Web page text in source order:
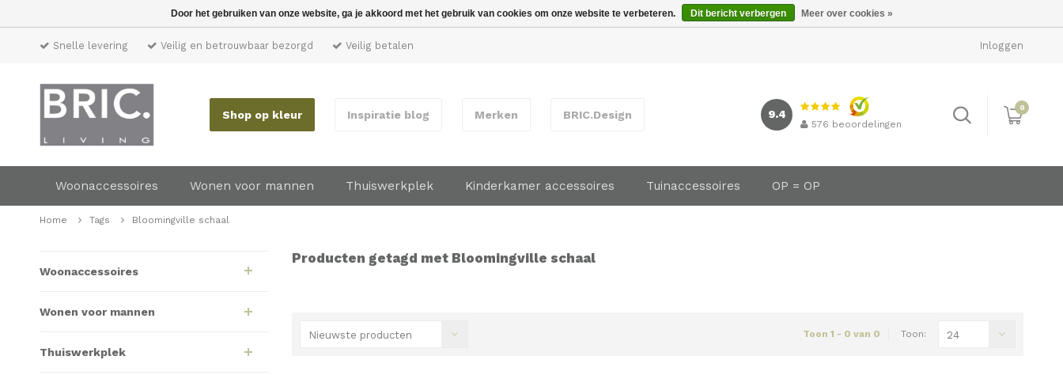
Snelle levering Veilig en betrouwbaar bezorgd Veilig betalen Inloggen
Shop op kleur Inspiratie blog Merken BRIC.Design 9.4
576 beoordelingen
0
Woonaccessoires Wonen voor mannen Thuiswerkplek Kinderkamer accessoires Tuinaccessoires OP = OP
Home Tags Bloomingville schaal
Woonaccessoires
Wonen voor mannen
Thuiswerkplek
Producten getagd met Bloomingville schaal
Nieuwste producten Toon 1 - 0 van 0 Toon: 24
Door het gebruiken van onze website, ga je akkoord met het gebruik van cookies om onze website te verbeteren. Dit bericht verbergen Meer over cookies »